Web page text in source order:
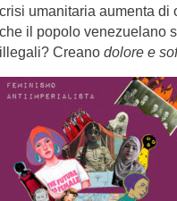
crisi umanitaria aumenta di
che il popolo venezuelano
illegali? Creano dolore e